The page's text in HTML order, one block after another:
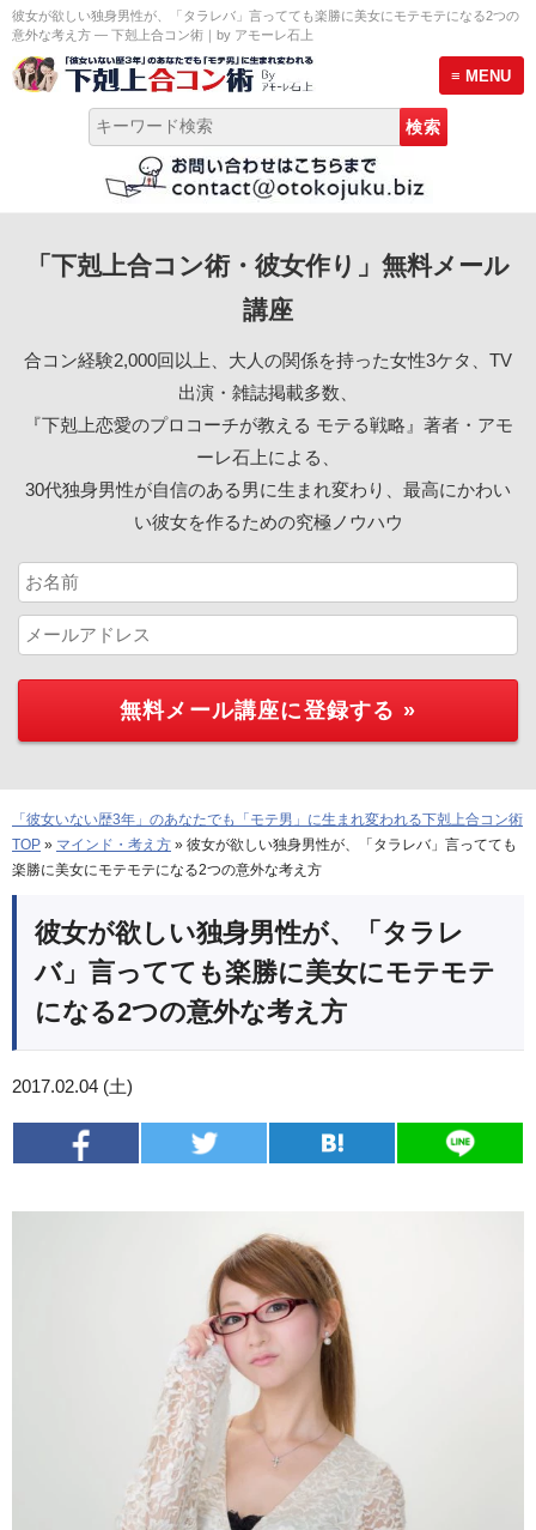
彼女が欲しい独身男性が、「タラレバ」言ってても楽勝に美女にモテモテになる2つの
意外な考え方 ― 下剋上合コン術｜by アモーレ石上
≡ MENU
プロ合コン幹事養成講座 説明会
サービス案内
恋愛プロフィール
「下剋上合コン術・彼女作り」無料メール
講座
合コン経験2,000回以上、大人の関係を持った女性3ケタ、TV
出演・雑誌掲載多数、
『下剋上恋愛のプロコーチが教える モテる戦略』著者・アモ
ーレ石上による、
30代独身男性が自信のある男に生まれ変わり、最高にかわい
い彼女を作るための究極ノウハウ
「彼女いない歴3年」のあなたでも「モテ男」に生まれ変われる下剋上合コン術
TOP » マインド・考え方 » 彼女が欲しい独身男性が、「タラレバ」言ってても
楽勝に美女にモテモテになる2つの意外な考え方
彼女が欲しい独身男性が、「タラレ
バ」言ってても楽勝に美女にモテモテ
になる2つの意外な考え方
2017.02.04 (土)